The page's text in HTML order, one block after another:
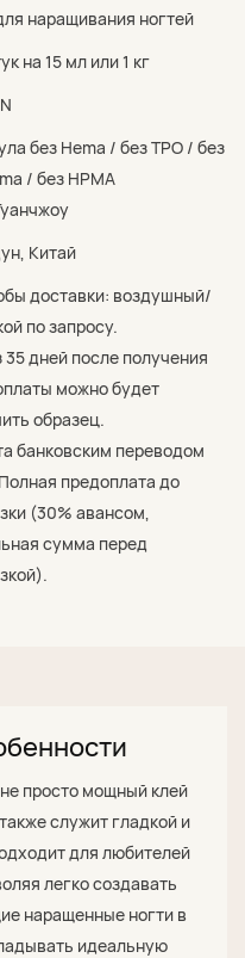
наращивания ногтей
на 15 мл или 1 кг
без Hema / без TPO / без
/ без HPMA
Китай
доставки: воздушный/
по запросу.
35 дней после получения
можно будет
образец.
банковским переводом
предоплата до
(30% авансом,
сумма перед
просто мощный клей
служит гладкой и
для любителей
легко создавать
наращенные ногти в
идеальную